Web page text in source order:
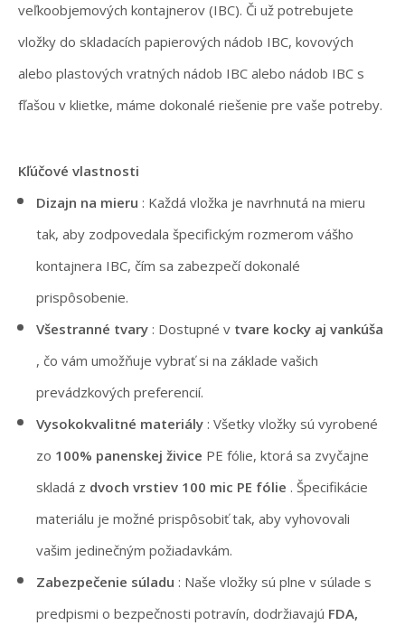
veľkoobjemových kontajnerov (IBC). Či už potrebujete
vložky do skladacích papierových nádob IBC, kovových
alebo plastových vratných nádob IBC alebo nádob IBC s
fľašou v klietke, máme dokonalé riešenie pre vaše potreby.
Kľúčové vlastnosti
Dizajn na mieru : Každá vložka je navrhnutá na mieru
tak, aby zodpovedala špecifickým rozmerom vášho
kontajnera IBC, čím sa zabezpečí dokonalé
prispôsobenie.
Všestranné tvary : Dostupné v tvare kocky aj vankúša
, čo vám umožňuje vybrať si na základe vašich
prevádzkových preferencií.
Vysokokvalitné materiály : Všetky vložky sú vyrobené
zo 100% panenskej živice PE fólie, ktorá sa zvyčajne
skladá z dvoch vrstiev 100 mic PE fólie . Špecifikácie
materiálu je možné prispôsobiť tak, aby vyhovovali
vašim jedinečným požiadavkám.
Zabezpečenie súladu : Naše vložky sú plne v súlade s
predpismi o bezpečnosti potravín, dodržiavajú FDA,